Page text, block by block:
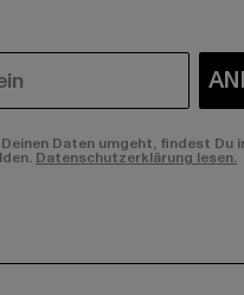
Daten umgeht, findest Du
Datenschutzerklärung lesen.